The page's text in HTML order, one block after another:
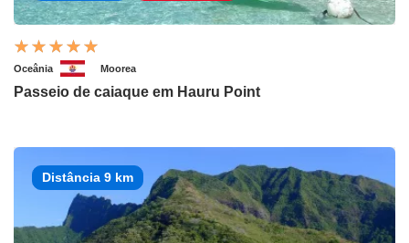
Oceânia Moorea
Passeio de caiaque em Hauru Point
Distância 9 km